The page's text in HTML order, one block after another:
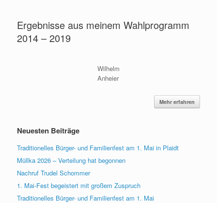
Ergebnisse aus meinem Wahlprogramm
2014 – 2019
Wilhelm
Anheier
Mehr erfahren
Neuesten Beiträge
Traditionelles Bürger- und Familienfest am 1. Mai in Plaidt
Müllka 2026 – Verteilung hat begonnen
Nachruf Trudel Schommer
1. Mai-Fest begeistert mit großem Zuspruch
Traditionelles Bürger- und Familienfest am 1. Mai